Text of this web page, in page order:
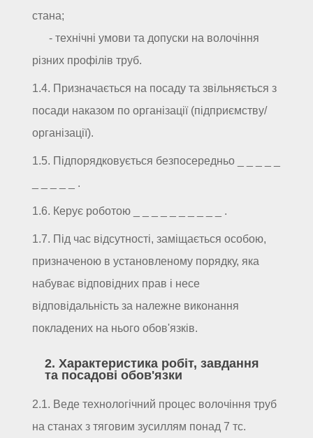
стана;
- технічні умови та допуски на волочіння
різних профілів труб.
1.4. Призначається на посаду та звільняється з
посади наказом по організації (підприємству/
організації).
1.5. Підпорядковується безпосередньо _ _ _ _ _
_ _ _ _ _ .
1.6. Керує роботою _ _ _ _ _ _ _ _ _ _ .
1.7. Під час відсутності, заміщається особою,
призначеною в установленому порядку, яка
набуває відповідних прав і несе
відповідальність за належне виконання
покладених на нього обов'язків.
2. Характеристика робіт, завдання
та посадові обов'язки
2.1. Веде технологічний процес волочіння труб
на станах з тяговим зусиллям понад 7 тс.